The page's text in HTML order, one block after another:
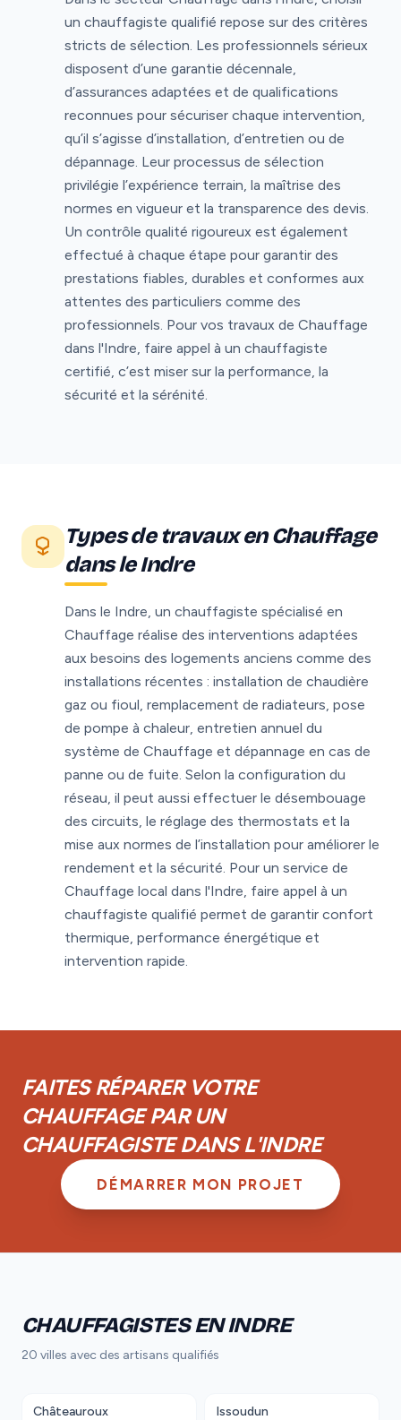
un chauffagiste qualifié repose sur des critères
stricts de sélection. Les professionnels sérieux
disposent d’une garantie décennale,
d’assurances adaptées et de qualifications
reconnues pour sécuriser chaque intervention,
qu’il s’agisse d’installation, d’entretien ou de
dépannage. Leur processus de sélection
privilégie l’expérience terrain, la maîtrise des
normes en vigueur et la transparence des devis.
Un contrôle qualité rigoureux est également
effectué à chaque étape pour garantir des
prestations fiables, durables et conformes aux
attentes des particuliers comme des
professionnels. Pour vos travaux de Chauffage
dans l'Indre, faire appel à un chauffagiste
certifié, c’est miser sur la performance, la
sécurité et la sérénité.
Types de travaux en Chauffage
dans le Indre
Dans le Indre, un chauffagiste spécialisé en
Chauffage réalise des interventions adaptées
aux besoins des logements anciens comme des
installations récentes : installation de chaudière
gaz ou fioul, remplacement de radiateurs, pose
de pompe à chaleur, entretien annuel du
système de Chauffage et dépannage en cas de
panne ou de fuite. Selon la configuration du
réseau, il peut aussi effectuer le désembouage
des circuits, le réglage des thermostats et la
mise aux normes de l’installation pour améliorer le
rendement et la sécurité. Pour un service de
Chauffage local dans l'Indre, faire appel à un
chauffagiste qualifié permet de garantir confort
thermique, performance énergétique et
intervention rapide.
FAITES RÉPARER VOTRE
CHAUFFAGE PAR UN
CHAUFFAGISTE DANS L'INDRE
DÉMARRER MON PROJET
CHAUFFAGISTES EN INDRE
20 villes avec des artisans qualifiés
Châteauroux Issoudun